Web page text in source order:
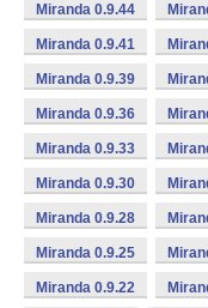
Miranda 0.9.44
Miranda 0.9.41
Miranda 0.9.39
Miranda 0.9.36
Miranda 0.9.33
Miranda 0.9.30
Miranda 0.9.28
Miranda 0.9.25
Miranda 0.9.22